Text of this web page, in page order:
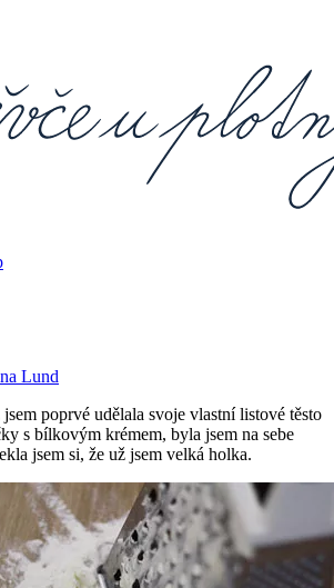
Lund
poprvé udělala svoje vlastní listové těsto
s bílkovým krémem, byla jsem na sebe
jsem si, že už jsem velká holka.